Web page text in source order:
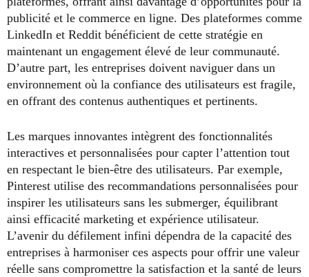
publicité et le commerce en ligne. Des plateformes comme
LinkedIn et Reddit bénéficient de cette stratégie en
maintenant un engagement élevé de leur communauté.
D’autre part, les entreprises doivent naviguer dans un
environnement où la confiance des utilisateurs est fragile,
en offrant des contenus authentiques et pertinents.
Les marques innovantes intègrent des fonctionnalités
interactives et personnalisées pour capter l’attention tout
en respectant le bien-être des utilisateurs. Par exemple,
Pinterest utilise des recommandations personnalisées pour
inspirer les utilisateurs sans les submerger, équilibrant
ainsi efficacité marketing et expérience utilisateur.
L’avenir du défilement infini dépendra de la capacité des
entreprises à harmoniser ces aspects pour offrir une valeur
réelle sans compromettre la satisfaction et la santé de leurs